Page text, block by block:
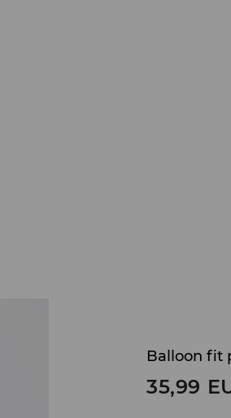
Balloon fit
35,99